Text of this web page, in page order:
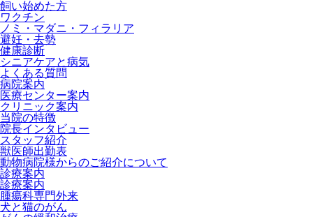
飼い始めた方
ワクチン
ノミ・マダニ・フィラリア
避妊・去勢
健康診断
シニアケアと病気
よくある質問
病院案内
医療センター案内
クリニック案内
当院の特徴
院長インタビュー
スタッフ紹介
獣医師出勤表
動物病院様からのご紹介について
診療案内
診療案内
腫瘍科専門外来
犬と猫のがん